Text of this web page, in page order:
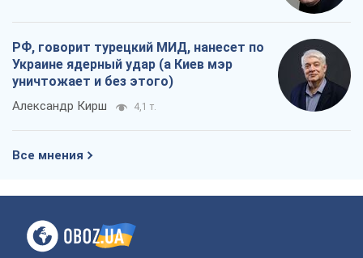
РФ, говорит турецкий МИД, нанесет по
Украине ядерный удар (а Киев мэр
уничтожает и без этого)
Александр Кирш 4,1 т.
Все мнения